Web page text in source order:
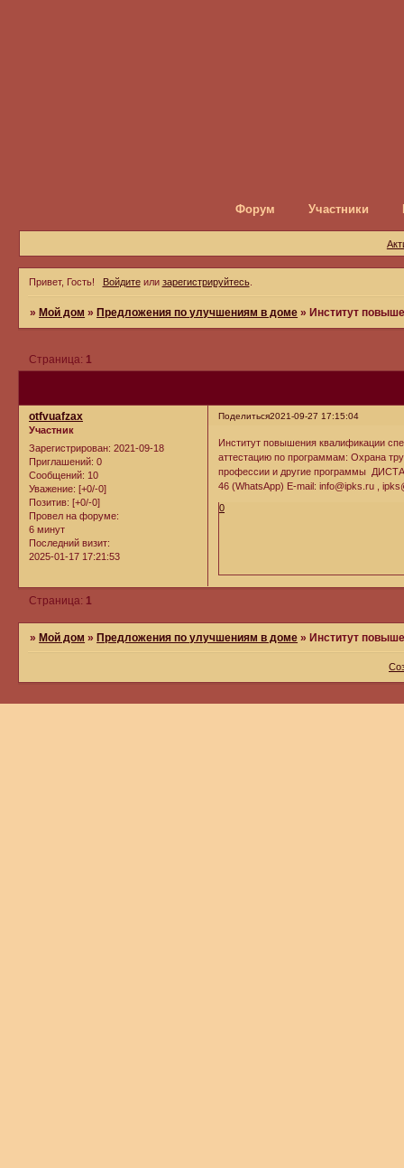
Форум Участники
Привет, Гость! Войдитеили зарегистрируйтесь.
» Мой дом » Предложения по улучшениям в доме » Институт
Страница: 1
Поделиться2021-09-27 17:15:04
otfvuafzax
Участник
Зарегистрирован: 2021-09-18
Приглашений: 0
Сообщений: 10
Уважение: [+0/-0]
Позитив: [+0/-0]
Провел на форуме:
6 минут
Последний визит:
2025-01-17 17:21:53
Институт повышения квалификации
аттестацию по программам: Охрана
профессии и другие программы
46 (WhatsApp) E-mail: info@ipks.ru ,
0
Страница: 1
» Мой дом » Предложения по улучшениям в доме » Институт